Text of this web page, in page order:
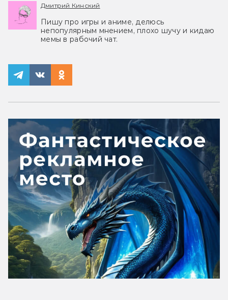
Дмитрий Кинский
Пишу про игры и аниме, делюсь
непопулярным мнением, плохо шучу и кидаю
мемы в рабочий чат.